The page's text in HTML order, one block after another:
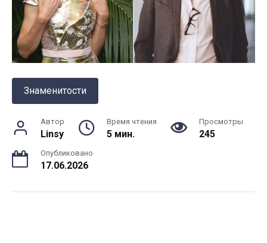
Знаменитости
Автор
Linsy
Время чтения
5 мин.
Просмотры
245
Опубликовано
17.06.2026